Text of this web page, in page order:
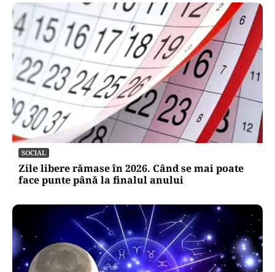
SOCIAL
Zile libere rămase în 2026. Când se mai poate
face punte până la finalul anului